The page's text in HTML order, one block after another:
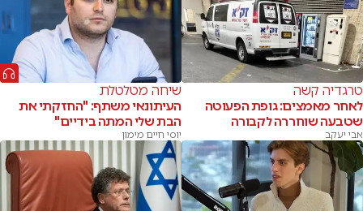
טרגדיה קשה
לאחר מאמצים: גופת הפעוטה
שטבעה שוחררה לקבורה
אבי יעקב
שיחה מטלטלת
העיתונאי משתף: "החזקתי את
הבת שלי המתה בידיים"
יוסי חיים מימון